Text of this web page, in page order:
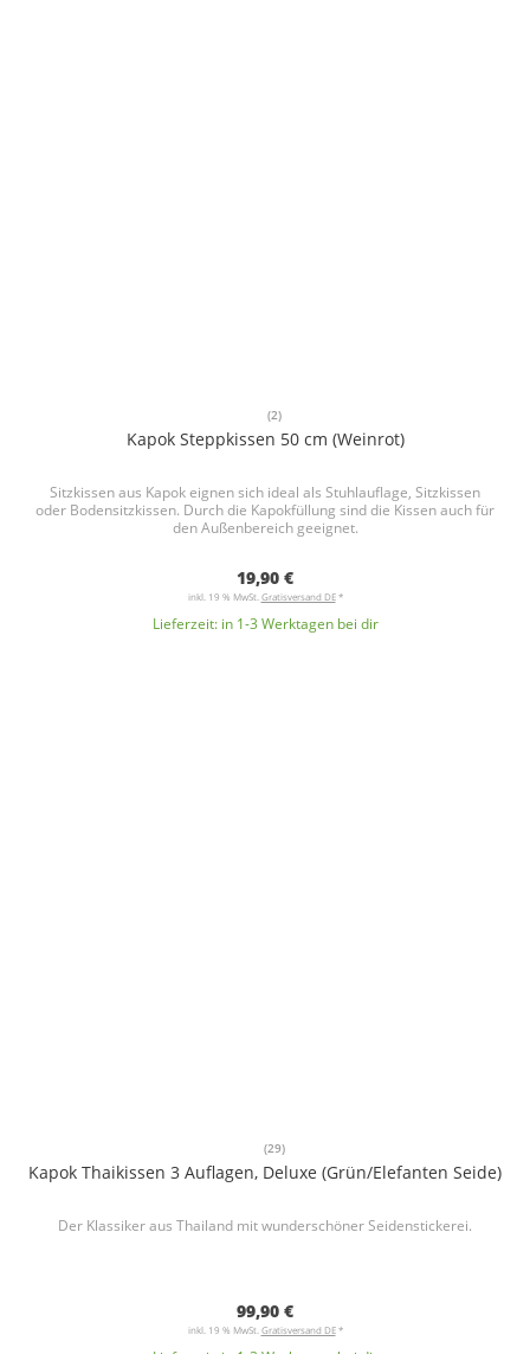
(2)
Kapok Steppkissen 50 cm (Weinrot)
Sitzkissen aus Kapok eignen sich ideal als Stuhlauflage, Sitzkissen
oder Bodensitzkissen. Durch die Kapokfüllung sind die Kissen auch für
den Außenbereich geeignet.
19,90 €
inkl. 19 % MwSt. Gratisversand DE*
Lieferzeit: in 1-3 Werktagen bei dir
(29)
Kapok Thaikissen 3 Auflagen, Deluxe (Grün/Elefanten Seide)
Der Klassiker aus Thailand mit wunderschöner Seidenstickerei.
99,90 €
inkl. 19 % MwSt. Gratisversand DE*